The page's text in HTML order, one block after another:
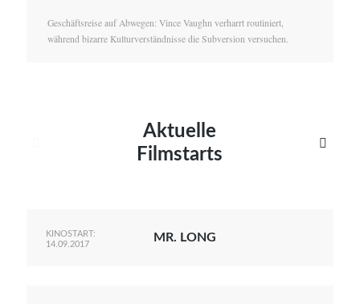
Geschäftsreise auf Abwegen: Vince Vaughn verharrt routiniert,
während bizarre Kulturverständnisse die Subversion versuchen.
Aktuelle
Filmstarts

KINOSTART:
14.09.2017
MR. LONG